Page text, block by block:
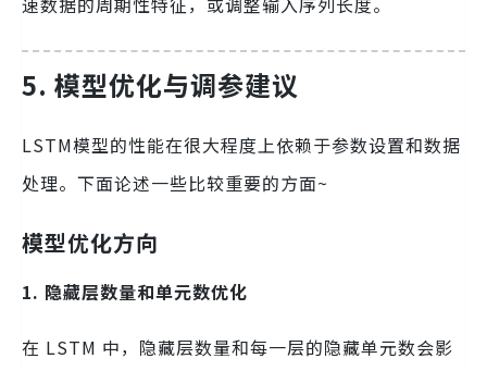
5. 模型优化与调参建议
LSTM模型的性能在很大程度上依赖于参数设置和数据
处理。下面论述一些比较重要的方面~
模型优化方向
1. 隐藏层数量和单元数优化
在 LSTM 中，隐藏层数量和每一层的隐藏单元数会影